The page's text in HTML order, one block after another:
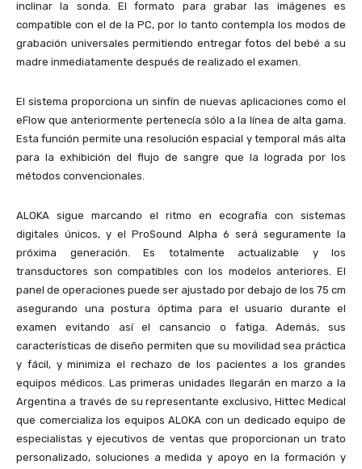
inclinar la sonda. El formato para grabar las imágenes es
compatible con el de la PC, por lo tanto contempla los modos de
grabación universales permitiendo entregar fotos del bebé a su
madre inmediatamente después de realizado el examen.
El sistema proporciona un sinfín de nuevas aplicaciones como el
eFlow que anteriormente pertenecía sólo a la línea de alta gama.
Esta función permite una resolución espacial y temporal más alta
para la exhibición del flujo de sangre que la lograda por los
métodos convencionales.
ALOKA sigue marcando el ritmo en ecografía con sistemas
digitales únicos, y el ProSound Alpha 6 será seguramente la
próxima generación. Es totalmente actualizable y los
transductores son compatibles con los modelos anteriores. El
panel de operaciones puede ser ajustado por debajo de los 75 cm
asegurando una postura óptima para el usuario durante el
examen evitando así el cansancio o fatiga. Además, sus
características de diseño permiten que su movilidad sea práctica
y fácil, y minimiza el rechazo de los pacientes a los grandes
equipos médicos. Las primeras unidades llegarán en marzo a la
Argentina a través de su representante exclusivo, Hittec Medical
que comercializa los equipos ALOKA con un dedicado equipo de
especialistas y ejecutivos de ventas que proporcionan un trato
personalizado, soluciones a medida y apoyo en la formación y